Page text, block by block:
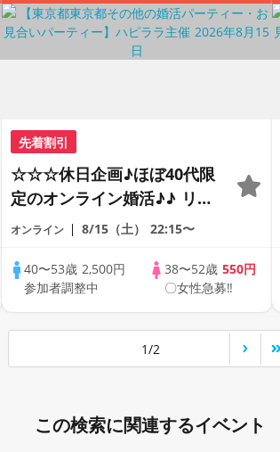
先着割引
☆☆☆休日企画♪ほぼ40代限
定のオンライン婚活♪♪ リモ
ートの出会い応援♪♪ おうち
の方が対象☆ 司会進行あり
♪♪ THE 42s ONLINE
PARTY!!
オンライン 8/15（土） 22:15〜
40〜53歳 2,500円
参加者調整中
38〜52歳550円
〇女性急募‼
1/2
この検索に関連するイベント